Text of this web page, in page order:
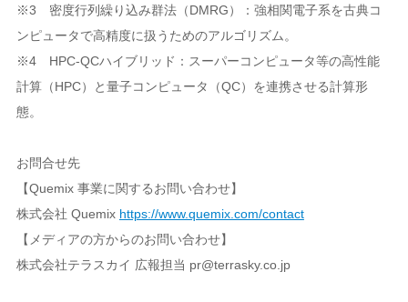
※3 密度行列繰り込み群法（DMRG）：強相関電子系を古典コ
ンピュータで高精度に扱うためのアルゴリズム。
※4 HPC-QCハイブリッド：スーパーコンピュータ等の高性能
計算（HPC）と量子コンピュータ（QC）を連携させる計算形
態。
お問合せ先
【Quemix 事業に関するお問い合わせ】
株式会社 Quemix https://www.quemix.com/contact
【メディアの方からのお問い合わせ】
株式会社テラスカイ 広報担当 pr@terrasky.co.jp